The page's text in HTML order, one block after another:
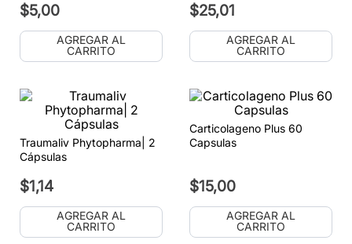
$5,00
AGREGAR AL
CARRITO
$25,01
AGREGAR AL
CARRITO
Traumaliv Phytopharma| 2
Cápsulas
$1,14
AGREGAR AL
CARRITO
Carticolageno Plus 60
Capsulas
$15,00
AGREGAR AL
CARRITO